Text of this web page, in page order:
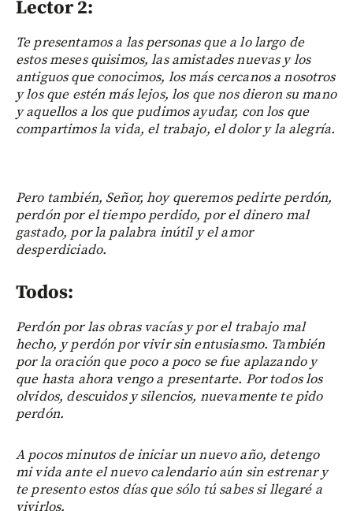
Lector 2:
Te presentamos a las personas que a lo largo de
estos meses quisimos, las amistades nuevas y los
antiguos que conocimos, los más cercanos a nosotros
y los que estén más lejos, los que nos dieron su mano
y aquellos a los que pudimos ayudar, con los que
compartimos la vida, el trabajo, el dolor y la alegría.
Pero también, Señor, hoy queremos pedirte perdón,
perdón por el tiempo perdido, por el dinero mal
gastado, por la palabra inútil y el amor
desperdiciado.
Todos:
Perdón por las obras vacías y por el trabajo mal
hecho, y perdón por vivir sin entusiasmo. También
por la oración que poco a poco se fue aplazando y
que hasta ahora vengo a presentarte. Por todos los
olvidos, descuidos y silencios, nuevamente te pido
perdón.
A pocos minutos de iniciar un nuevo año, detengo
mi vida ante el nuevo calendario aún sin estrenar y
te presento estos días que sólo tú sabes si llegaré a
vivirlos.